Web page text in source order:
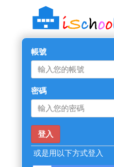
帳號
密碼
或是用以下方式登入